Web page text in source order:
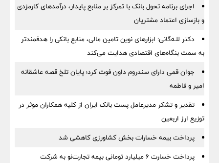
اجرای برنامه تحول بانک با تمرکز بر منابع پایدار، درآمدهای کارمزدی
و بازسازی اعتماد مشتریان
دکتر للـه‌گانی: ابزارهای نوین تامین مالی، منابع بانکی را هدفمندتر
به سمت بنگاه‌های اقتصادی هدایت می‌کند
جوان قمی دارای سندروم داون فوت کرد؛ پایان تلخ قصه عاشقانه
امیر و فاطمه
تقدیر و تشکر مدیرعامل پست بانک ایران از کلیه همکاران موثر در
توزیع ارز اربعین
پرداخت بیمه خسارات بخش کشاورزی کاهشی شد
پرداخت خسارت ۶ میلیارد تومانی بیمه تجارت‌نو به شرکت